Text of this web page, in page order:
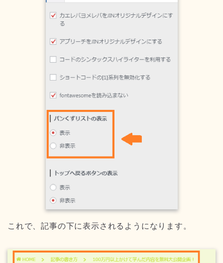
これで、記事の下に表示されるようになります。